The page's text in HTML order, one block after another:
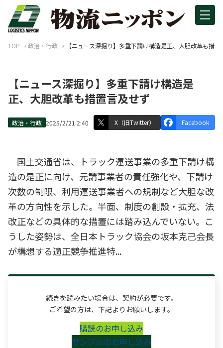
TOP 政治・行政 【ニュース深掘り】多重下請け構造是正、大胆改革も措置
【ニュース深掘り】多重下請け構造是
正、大胆改革も措置言及せず
政治・行政 2025/2/21 2:40 X（旧Twitter） Facebook
国土交通省は、トラック運送事業の多重下請け構
造の是正に向け、元請事業者の責任強化や、下請け
次数の制限、利用運送事業者への規制など大胆な改
革の方向性を示した。半面、制度の創設・拡充、法
改正などの具体的な措置には踏み込んでいない。こ
うした姿勢は、全日本トラック協会の坂本克己会長
が構想する適正競争推進特...
続きを読みたい場合は、契約が必要です。
ご希望の方は、下記よりお願いします。
購読のお申し込み
サンプルのお申し込み